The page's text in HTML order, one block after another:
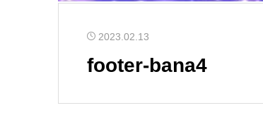
2023.02.13
footer-bana4